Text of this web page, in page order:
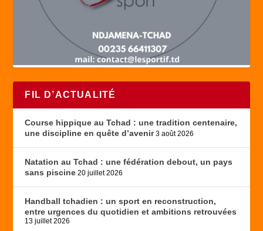
FIL D’ACTUALITÉ
Course hippique au Tchad : une tradition centenaire,
une discipline en quête d’avenir 3 août 2026
Natation au Tchad : une fédération debout, un pays
sans piscine 20 juillet 2026
Handball tchadien : un sport en reconstruction,
entre urgences du quotidien et ambitions retrouvées
13 juillet 2026